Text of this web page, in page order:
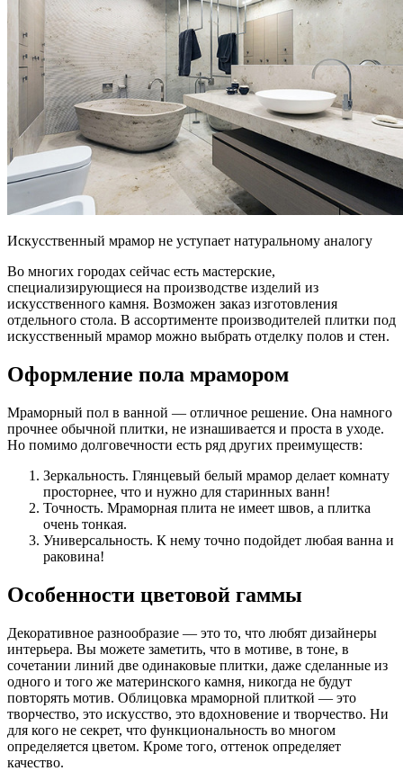
Искусственный мрамор не уступает натуральному аналогу
Во многих городах сейчас есть мастерские,
специализирующиеся на производстве изделий из
искусственного камня. Возможен заказ изготовления
отдельного стола. В ассортименте производителей плитки под
искусственный мрамор можно выбрать отделку полов и стен.
Оформление пола мрамором
Мраморный пол в ванной — отличное решение. Она намного
прочнее обычной плитки, не изнашивается и проста в уходе.
Но помимо долговечности есть ряд других преимуществ:
Зеркальность. Глянцевый белый мрамор делает комнату
просторнее, что и нужно для старинных ванн!
Точность. Мраморная плита не имеет швов, а плитка
очень тонкая.
Универсальность. К нему точно подойдет любая ванна и
раковина!
Особенности цветовой гаммы
Декоративное разнообразие — это то, что любят дизайнеры
интерьера. Вы можете заметить, что в мотиве, в тоне, в
сочетании линий две одинаковые плитки, даже сделанные из
одного и того же материнского камня, никогда не будут
повторять мотив. Облицовка мраморной плиткой — это
творчество, это искусство, это вдохновение и творчество. Ни
для кого не секрет, что функциональность во многом
определяется цветом. Кроме того, оттенок определяет
качество.